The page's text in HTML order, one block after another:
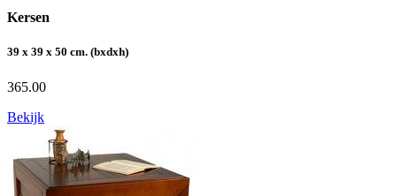
Kersen
39 x 39 x 50 cm. (bxdxh)
365.00
Bekijk